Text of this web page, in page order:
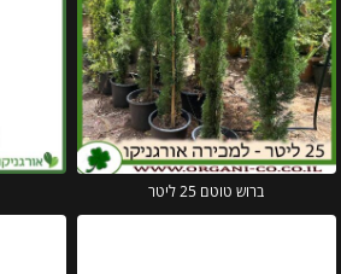
ברוש טוטם 25 ליטר